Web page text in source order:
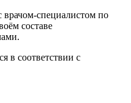
специалистом по
составе
в соответствии с